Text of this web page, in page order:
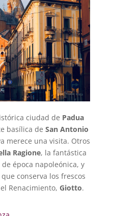
ciudad de Padua
basílica de San Antonio
merece una visita. Otros
Ragione, la fantástica
de época napoleónica, y
que conserva los frescos
Renacimiento, Giotto.